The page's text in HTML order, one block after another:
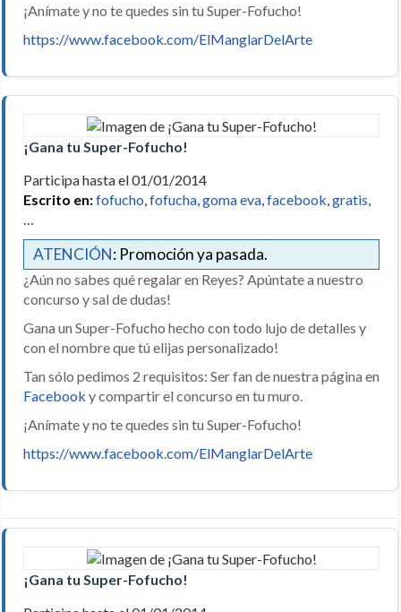
¡Anímate y no te quedes sin tu Super-Fofucho!
https://www.facebook.com/ElManglarDelArte
¡Gana tu Super-Fofucho!
Participa hasta el 01/01/2014
Escrito en:fofucho fofucha goma eva facebook gratis
ATENCIÓN: Promoción ya pasada.
¿Aún no sabes qué regalar en Reyes? Apúntate a nuestro
concurso y sal de dudas!
Gana un Super-Fofucho hecho con todo lujo de detalles y
con el nombre que tú elijas personalizado!
Tan sólo pedimos 2 requisitos: Ser fan de nuestra página en
Facebook y compartir el concurso en tu muro.
¡Anímate y no te quedes sin tu Super-Fofucho!
https://www.facebook.com/ElManglarDelArte
¡Gana tu Super-Fofucho!